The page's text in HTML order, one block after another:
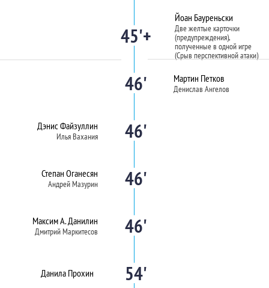
45'+
Йоан Бауреньски
Две желтые карточки
(предупреждения),
полученные в одной игре
(Срыв перспективной атаки)
46' Мартин Петков
Денислав Ангелов
Дэнис Файзуллин
Илья Вахания 46'
Степан Оганесян
Андрей Мазурин 46'
Максим А. Данилин
Дмитрий Маркитесов 46'
Данила Прохин
54'